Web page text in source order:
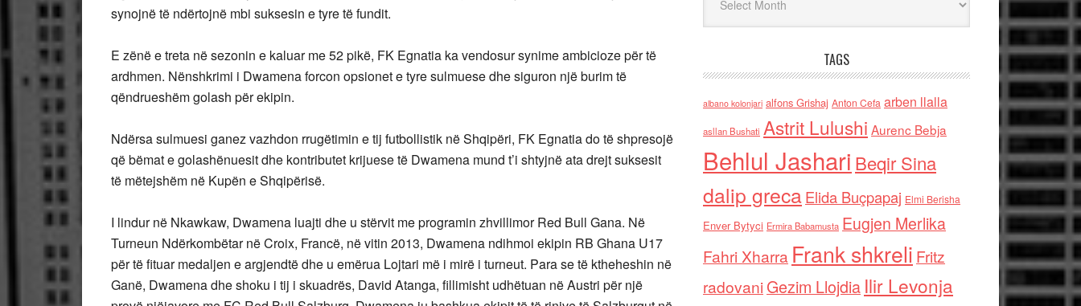
synojnë të ndërtojnë mbi suksesin e tyre të fundit.
E zënë e treta në sezonin e kaluar me 52 pikë, FK Egnatia ka vendosur synime ambicioze për të
ardhmen. Nënshkrimi i Dwamena forcon opsionet e tyre sulmuese dhe siguron një burim të
qëndrueshëm golash për ekipin.
Ndërsa sulmuesi ganez vazhdon rrugëtimin e tij futbollistik në Shqipëri, FK Egnatia do të shpresojë
që bëmat e golashënuesit dhe kontributet krijuese të Dwamena mund t’i shtyjnë ata drejt suksesit
të mëtejshëm në Kupën e Shqipërisë.
I lindur në Nkawkaw, Dwamena luajti dhe u stërvit me programin zhvillimor Red Bull Gana. Në
Turneun Ndërkombëtar në Croix, Francë, në vitin 2013, Dwamena ndihmoi ekipin RB Ghana U17
për të fituar medaljen e argjendtë dhe u emërua Lojtari më i mirë i turneut. Para se të ktheheshin në
Ganë, Dwamena dhe shoku i tij i skuadrës, David Atanga, fillimisht udhëtuan në Austri për një
TAGS
albano kolonjari alfons Grishaj Anton Cefa arben llalla
asllan Bushati Astrit Lulushi Aurenc Bebja
Behlul Jashari Beqir Sina
dalip grecaElida Buçpapaj Elmi Berisha
Enver Bytyci Ermira Babamusta Eugjen Merlika
Fahri Xharra Frank shkreli Fritz
radovaniGezim Llojdia Ilir Levonja